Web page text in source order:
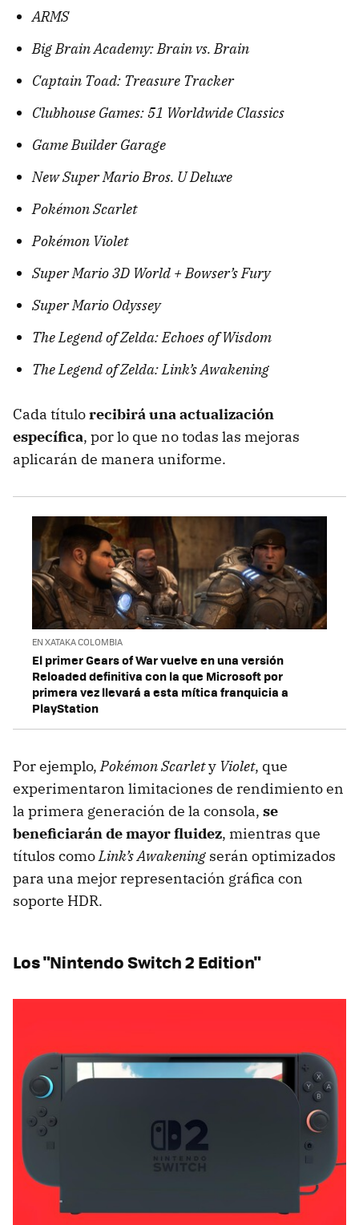
ARMS
Big Brain Academy: Brain vs. Brain
Captain Toad: Treasure Tracker
Clubhouse Games: 51 Worldwide Classics
Game Builder Garage
New Super Mario Bros. U Deluxe
Pokémon Scarlet
Pokémon Violet
Super Mario 3D World + Bowser’s Fury
Super Mario Odyssey
The Legend of Zelda: Echoes of Wisdom
The Legend of Zelda: Link’s Awakening
Cada títulorecibirá una actualización
específica, por lo que no todas las mejoras
aplicarán de manera uniforme.
EN XATAKA COLOMBIA
El primer Gears of War vuelve en una versión
Reloaded definitiva con la que Microsoft por
primera vez llevará a esta mítica franquicia a
PlayStation
Por ejemplo,Pokémon Scarlety Violet, que
experimentaron limitaciones de rendimiento en
la primera generación de la consola, se
beneficiarán de mayor fluidez, mientras que
títulos comoLink’s Awakening serán optimizados
para una mejor representación gráfica con
soporte HDR.
Los "Nintendo Switch 2 Edition"